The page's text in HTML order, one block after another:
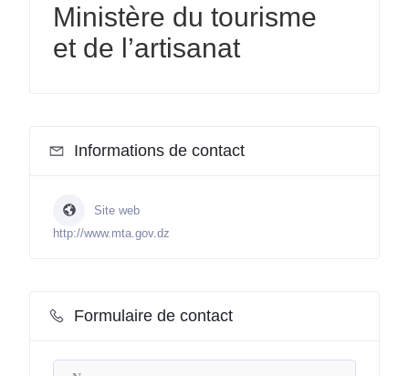
Ministère du tourisme
et de l’artisanat
Informations de contact
Site web
http://www.mta.gov.dz
Formulaire de contact